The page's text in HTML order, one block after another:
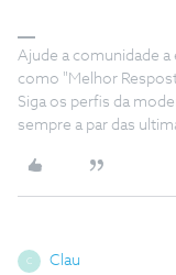
Ajude a comunidade
como "Melhor
Siga os perfis da
sempre a par das
C Clau